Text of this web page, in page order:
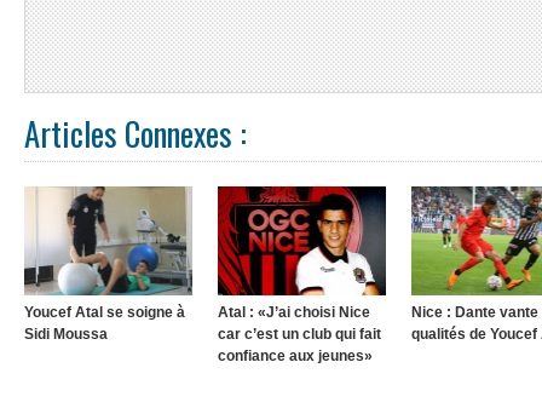
Articles Connexes :
Youcef Atal se soigne à
Sidi Moussa
Atal : «J’ai choisi Nice
car c’est un club qui fait
confiance aux jeunes»
Nice : Dante vante
qualités de Youcef